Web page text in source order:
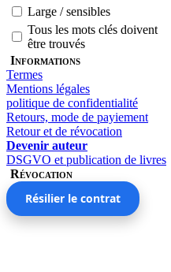
Large / sensibles
Tous les mots clés doivent
être trouvés
Informations
Termes
Mentions légales
politique de confidentialité
Retours, mode de payiement
Retour et de révocation
Devenir auteur
DSGVO et publication de livres
Révocation
Résilier le contrat